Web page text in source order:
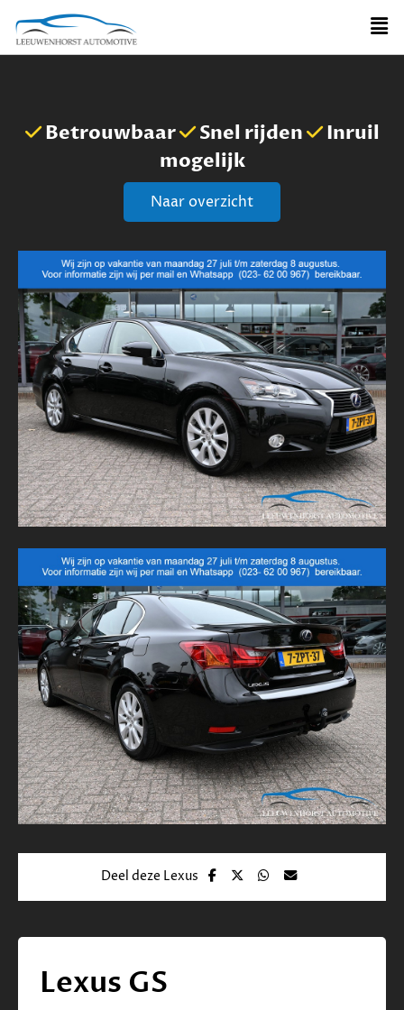
Betrouwbaar Snel rijden
Inruil
mogelijk
Naar overzicht
Deel deze Lexus
Lexus GS